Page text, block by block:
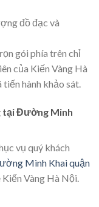
đồ đạc và
gói phía trên chỉ
của Kiến Vàng Hà
hành khảo sát.
tại Đường Minh
vụ quý khách
Minh Khai quận
Kiến Vàng Hà Nội.